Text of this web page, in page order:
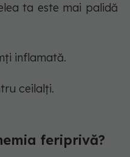
ta este mai palidă
inflamată.
ceilalți.
feriprivă?